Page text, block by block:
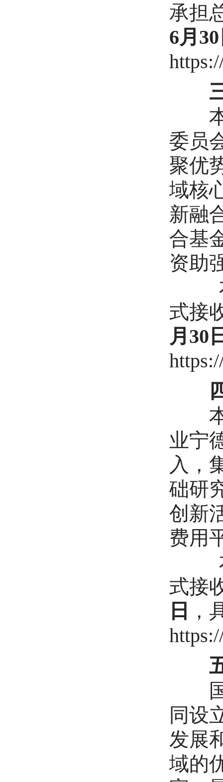
承担
6月
三
本
委员
聚优
域核
新融
合基
资助
本
式接
月30
四
本
业宁
入，
础研
创新
费用
本
式接
日
，
五
国
同设
发展
域的